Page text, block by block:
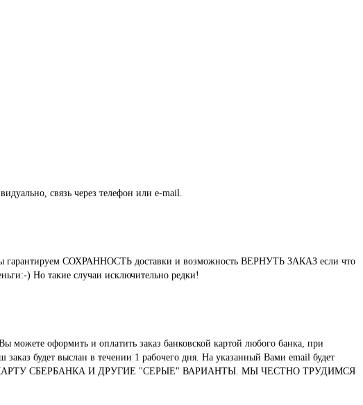
связь через телефон или e-mail.
Мы гарантируем СОХРАННОСТЬ доставки и возможность ВЕРНУТЬ ЗАКАЗ если что
) Но такие случаи исключительно редки!
можете оформить и оплатить заказ банковской картой любого банка, при
будет выслан в течении 1 рабочего дня. На указанный Вами email будет
НА КАРТУ СБЕРБАНКА И ДРУГИЕ "СЕРЫЕ" ВАРИАНТЫ. МЫ ЧЕСТНО ТРУДИМСЯ